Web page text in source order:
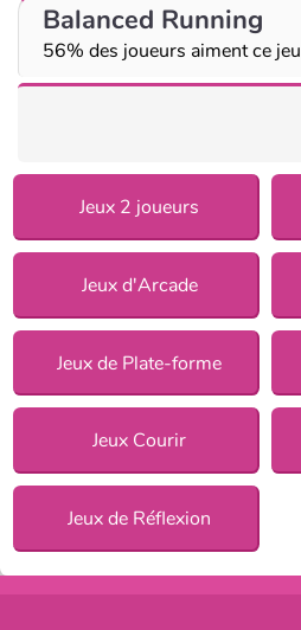
Balanced Running
56% des joueurs aiment ce jeu
Jeux 2 joueurs
Jeux d'Arcade
Jeux de Plate-forme
Jeux Courir
Jeux de Réflexion